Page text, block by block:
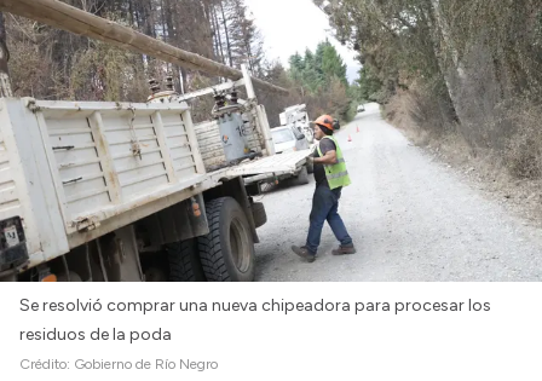
Se resolvió comprar una nueva chipeadora para procesar los
residuos de la poda
Crédito: Gobierno de Río Negro